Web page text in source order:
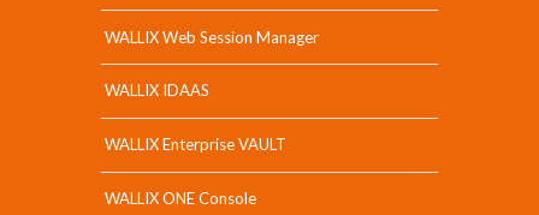
WALLIX Web Session Manager
WALLIX IDAAS
WALLIX Enterprise VAULT
WALLIX ONE Console